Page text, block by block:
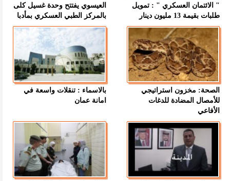
" الائتمان العسكري " : تمويل
طلبات بقيمة 13 مليون دينار
العيسوي يفتتح وحدة غسيل كلى
بالمركز الطبي العسكري بمأدبا
الصحة: مخزون استراتيجي
للأمصال المضادة للدغات
الأفاعي
بالاسماء : تنقلات واسعة في
امانة عمان